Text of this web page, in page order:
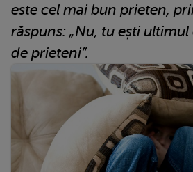
este cel mai bun prieten,
răspuns: „Nu, tu ești ultimul
de prieteni”.